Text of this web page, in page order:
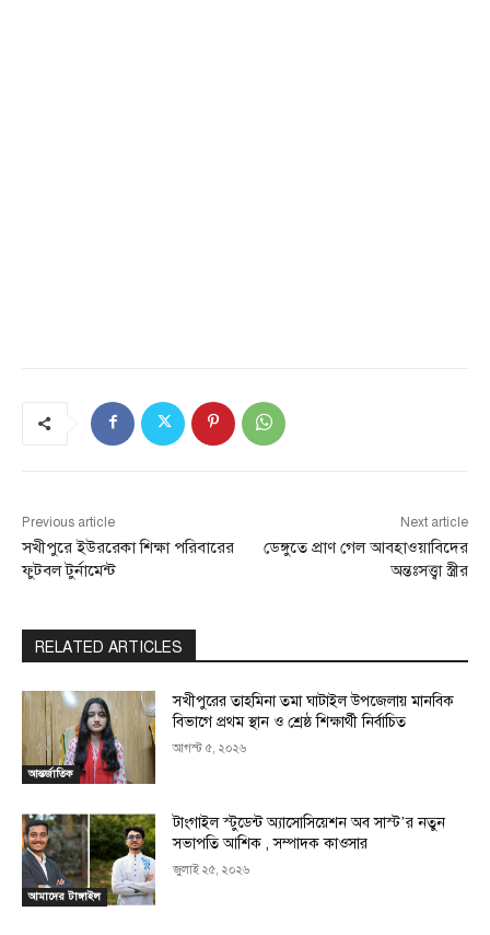
Previous article
সখীপুরে ইউররেকা শিক্ষা পরিবারের
ফুটবল টুর্নামেন্ট
Next article
ডেঙ্গুতে প্রাণ গেল আবহাওয়াবিদের
অন্তঃসত্ত্বা স্ত্রীর
RELATED ARTICLES
আন্তর্জাতিক
সখীপুরের তাহমিনা তমা ঘাটাইল উপজেলায় মানবিক
বিভাগে প্রথম স্থান ও শ্রেষ্ঠ শিক্ষার্থী নির্বাচিত
আগস্ট ৫, ২০২৬
আমাদের টাঙ্গাইল
টাংগাইল স্টুডেন্ট অ্যাসোসিয়েশন অব সাস্ট’র নতুন
সভাপতি আশিক , সম্পাদক কাওসার
জুলাই ২৫, ২০২৬